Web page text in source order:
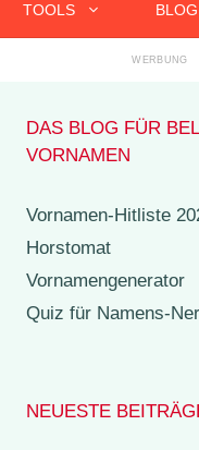
TOOLS BLOG
DAS BLOG FÜR
VORNAMEN
Vornamen-Hitliste
Horstomat
Vornamengenerator
Quiz für Namens-
NEUESTE